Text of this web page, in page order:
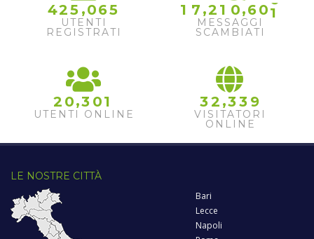
425 ,065
UTENTI
REGISTRATI
1 7 ,2 1 0,601
MESSAGGI
SCAMBIATI
2 0,3 01
UTENTI ONLINE
32 ,33 9
VISITATORI
ONLINE
LE NOSTRE CITTÀ
Bari
Lecce
Napoli